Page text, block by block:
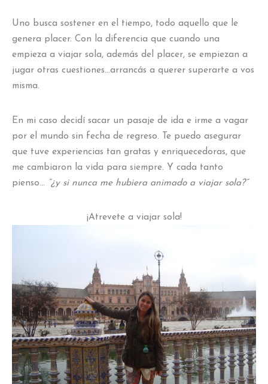
Uno busca sostener en el tiempo, todo aquello que le
genera placer. Con la diferencia que cuando una
empieza a viajar sola, además del placer, se empiezan a
jugar otras cuestiones…arrancás a querer superarte a vos
misma.
En mi caso decidí sacar un pasaje de ida e irme a vagar
por el mundo sin fecha de regreso. Te puedo asegurar
que tuve experiencias tan gratas y enriquecedoras, que
me cambiaron la vida para siempre. Y cada tanto
pienso… “¿y si nunca me hubiera animado a viajar sola?”
¡Atrevete a viajar sola!